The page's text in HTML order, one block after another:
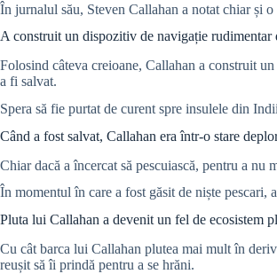
În jurnalul său, Steven Callahan a notat chiar și
A construit un dispozitiv de navigație rudimentar
Folosind câteva creioane, Callahan a construit
a fi salvat.
Spera să fie purtat de curent spre insulele din
Când a fost salvat, Callahan era într-o stare
Chiar dacă a încercat să pescuiască, pentru a
În momentul în care a fost găsit de niște pescari,
Pluta lui Callahan a devenit un fel de ecosistem
Cu cât barca lui Callahan plutea mai mult în
reușit să îi prindă pentru a se hrăni.